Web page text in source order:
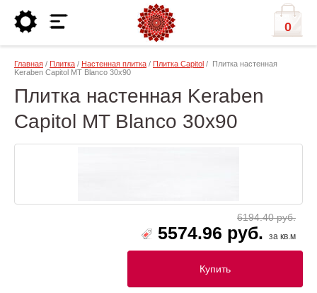
0
Главная / Плитка / Настенная плитка / Плитка Capitol / Плитка настенная
Keraben Capitol MT Blanco 30x90
Плитка настенная Keraben
Capitol MT Blanco 30x90
6194.40 руб.
5574.96 руб. за кв.м
Купить